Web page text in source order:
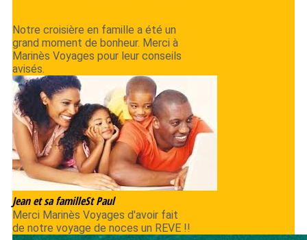
Notre croisière en famille a été un
grand moment de bonheur. Merci à
Marinès Voyages pour leur conseils
avisés.
Jean et sa familleSt Paul
Merci Marinès Voyages d'avoir fait
de notre voyage de noces un REVE !!